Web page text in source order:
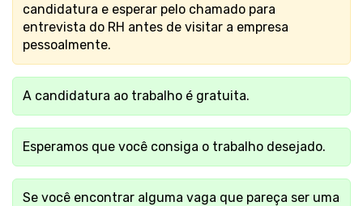
candidatura e esperar pelo chamado para
entrevista do RH antes de visitar a empresa
pessoalmente.
A candidatura ao trabalho é gratuita.
Esperamos que você consiga o trabalho desejado.
Se você encontrar alguma vaga que pareça ser uma